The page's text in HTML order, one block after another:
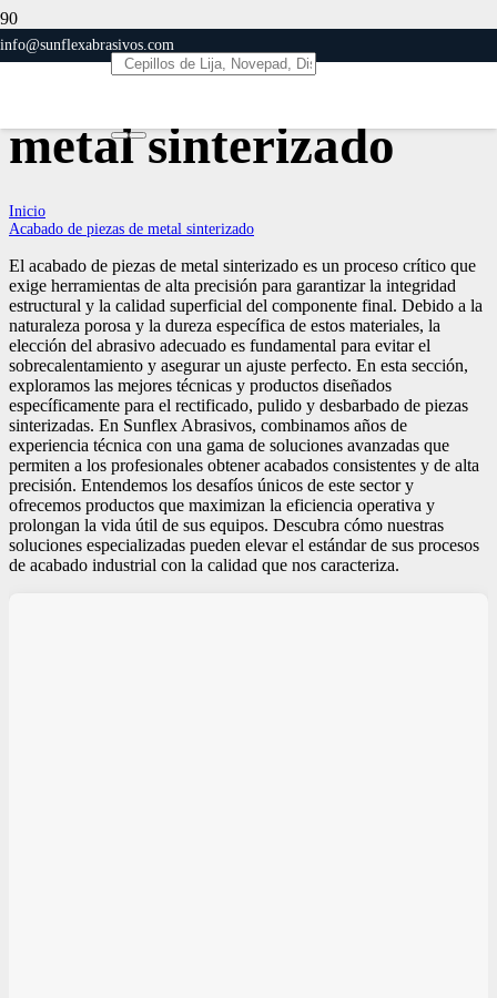
info@sunflexabrasivos.com
Acabado de piezas de
metal sinterizado
Inicio
Acabado de piezas de metal sinterizado
El acabado de piezas de metal sinterizado es un proceso crítico que
exige herramientas de alta precisión para garantizar la integridad
estructural y la calidad superficial del componente final. Debido a la
naturaleza porosa y la dureza específica de estos materiales, la
elección del abrasivo adecuado es fundamental para evitar el
sobrecalentamiento y asegurar un ajuste perfecto. En esta sección,
exploramos las mejores técnicas y productos diseñados
específicamente para el rectificado, pulido y desbarbado de piezas
sinterizadas. En Sunflex Abrasivos, combinamos años de
experiencia técnica con una gama de soluciones avanzadas que
permiten a los profesionales obtener acabados consistentes y de alta
precisión. Entendemos los desafíos únicos de este sector y
ofrecemos productos que maximizan la eficiencia operativa y
prolongan la vida útil de sus equipos. Descubra cómo nuestras
soluciones especializadas pueden elevar el estándar de sus procesos
de acabado industrial con la calidad que nos caracteriza.